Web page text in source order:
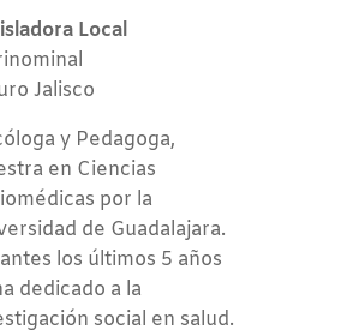
Local
Jalisco
y Pedagoga,
en Ciencias
por la
de Guadalajara.
los últimos 5 años
dedicado a la
social en salud.